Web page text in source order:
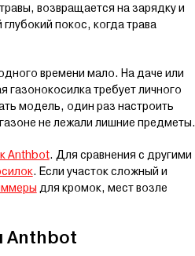
возвращается на зарядку и
покос, когда трава
времени мало. На даче или
требует личного
модель, один раз настроить
не лежали лишние предметы.
Anthbot. Для сравнения с другими
. Если участок сложный и
для кромок, мест возле
Anthbot